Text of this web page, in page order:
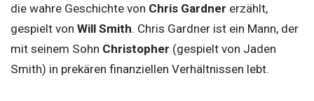
die wahre Geschichte von Chris Gardner erzählt,
gespielt von Will Smith. Chris Gardner ist ein Mann, der
mit seinem Sohn Christopher (gespielt von Jaden
Smith) in prekären finanziellen Verhältnissen lebt.